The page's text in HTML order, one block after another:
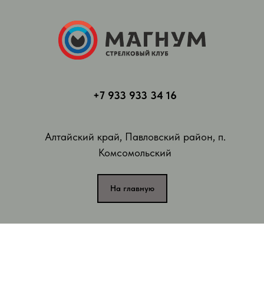
+7 933 933 34 16
Алтайский край, Павловский район, п.
Комсомольский
На главную